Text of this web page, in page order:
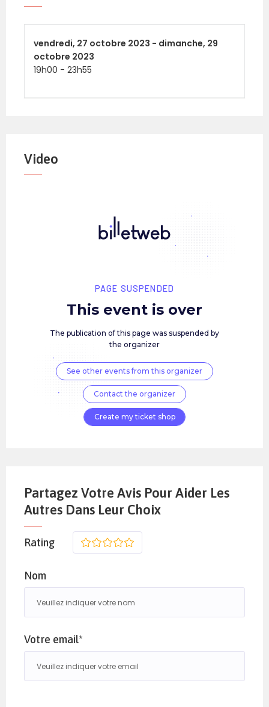
vendredi, 27 octobre 2023 - dimanche, 29
octobre 2023
19h00 - 23h55
Video
Partagez Votre Avis Pour Aider Les
Autres Dans Leur Choix
Rating 5
4
3
2
Nom
Votre email*